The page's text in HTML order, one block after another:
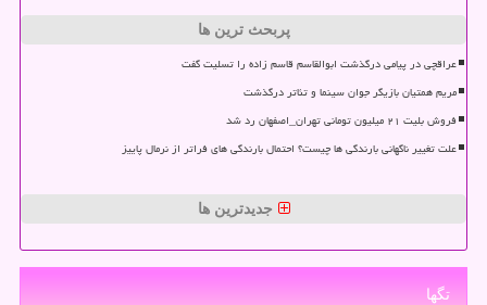
پربحث ترین ها
عراقچی در پیامی درگذشت ابوالقاسم قاسم زاده را تسلیت گفت
مریم همتیان بازیگر جوان سینما و تئاتر درگذشت
فروش بلیت ۲۱ میلیون تومانی تهران_اصفهان رد شد
علت تغییر ناگهانی بارندگی ها چیست؟ احتمال بارندگی های فراتر از نرمال پاییز
جدیدترین ها
تگها